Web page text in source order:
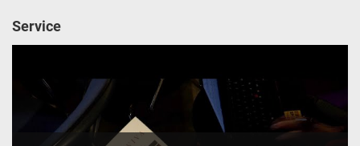
Service